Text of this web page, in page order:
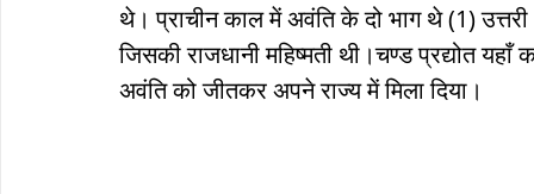
थे। प्राचीन काल में अवंति के दो भाग थे (1)
जिसकी राजधानी महिष्मती थी।चण्ड प्रद्योत
अवंति को जीतकर अपने राज्य में मिला दिया।